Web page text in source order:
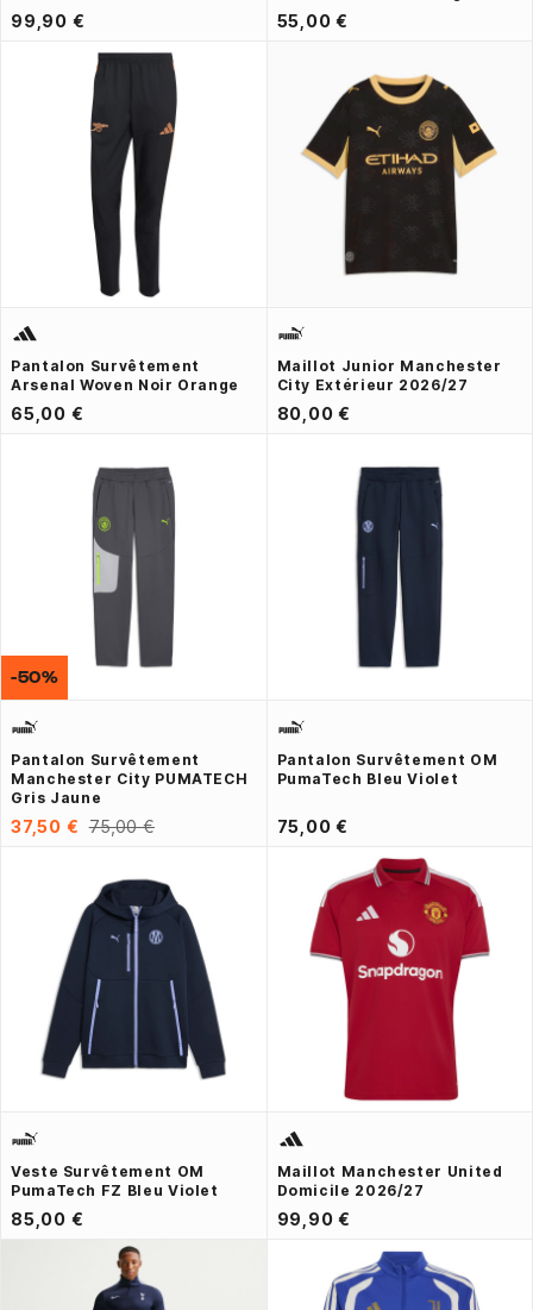
99,90 € 55,00 €
Pantalon Survêtement
Arsenal Woven Noir Orange
65,00 €
Maillot Junior Manchester
City Extérieur 2026/27
80,00 €
Pantalon Survêtement
Manchester City PUMATECH
Gris Jaune
37,50 € 75,00 €
-50%
Pantalon Survêtement OM
PumaTech Bleu Violet
75,00 €
Veste Survêtement OM
PumaTech FZ Bleu Violet
85,00 €
Maillot Manchester United
Domicile 2026/27
99,90 €